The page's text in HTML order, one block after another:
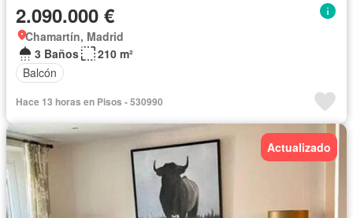
2.090.000 €
Chamartín, Madrid
3 Baños
210 m²
Balcón
Hace 13 horas en Pisos - 530990
Actualizado